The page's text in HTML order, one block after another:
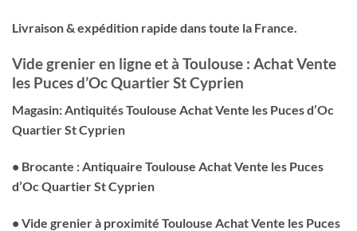
Livraison & expédition rapide dans toute la France.
Vide grenier en ligne et à Toulouse : Achat Vente
les Puces d’Oc Quartier St Cyprien
Magasin: Antiquités Toulouse Achat Vente les Puces d’Oc
Quartier St Cyprien
• Brocante : Antiquaire Toulouse Achat Vente les Puces
d’Oc Quartier St Cyprien
• Vide grenier à proximité Toulouse Achat Vente les Puces